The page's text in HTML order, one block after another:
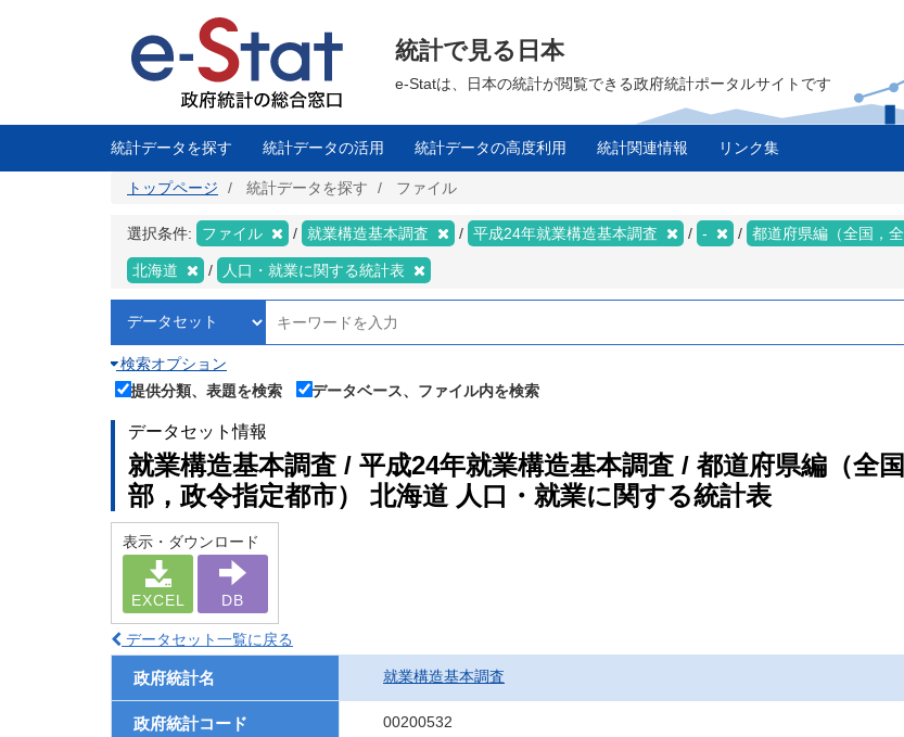
に
統計で見る日本
e-Statは、日本の統計が閲覧できる政府統計ポータルサイトです
統計データを探す 統計データの活用 統計データの高度利用 統計関連情報 リンク集
トップページ 統計データを探す ファイル
選択条件: ファイル 就業構造基本調査 平成24年就業構造基本調査 - 都道府県編（全国，
北海道 人口・就業に関する統計表
検索オプション
提供分類、表題を検索
データベース、ファイル内を検索
データセット情報
就業構造基本調査 / 平成24年就業構造基本調査 / 都道府県編（全
部，政令指定都市） 北海道 人口・就業に関する統計表
表示・ダウンロード
EXCEL DB
データセット一覧に戻る
政府統計名 就業構造基本調査
政府統計コード 00200532